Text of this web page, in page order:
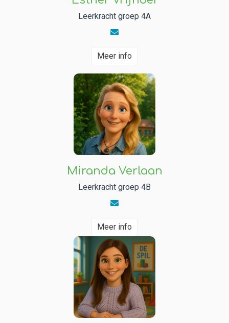
Leerkracht groep 4A
Meer info
Miranda Verlaan
Leerkracht groep 4B
Meer info